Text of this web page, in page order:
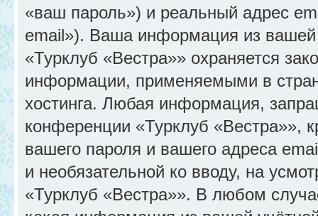
«ваш пароль») и реальный адрес
email»). Ваша информация из
«Турклуб «Вестра»» охраняется
информации, применяемыми в
хостинга. Любая информация,
конференции «Турклуб «Вестра»»,
вашего пароля и вашего адреса
и необязательной ко вводу, на
«Турклуб «Вестра»». В любом